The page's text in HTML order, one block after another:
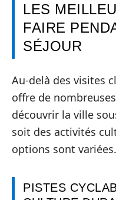
LES
FAIRE
SÉJOUR
Au-delà des visites
offre de
découvrir la ville
soit des activités
options sont variées.
PISTES